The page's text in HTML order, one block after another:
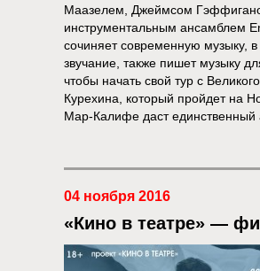
Маазелем, Джеймсом
инструментальным ансамблем
сочиняет современную музыку,
звучание, также пишет музыку
чтобы начать свой тур с
Курехина, который пройдет на
Мар-Калифе даст единственный
04 ноября 2016
«Кино в театре» —